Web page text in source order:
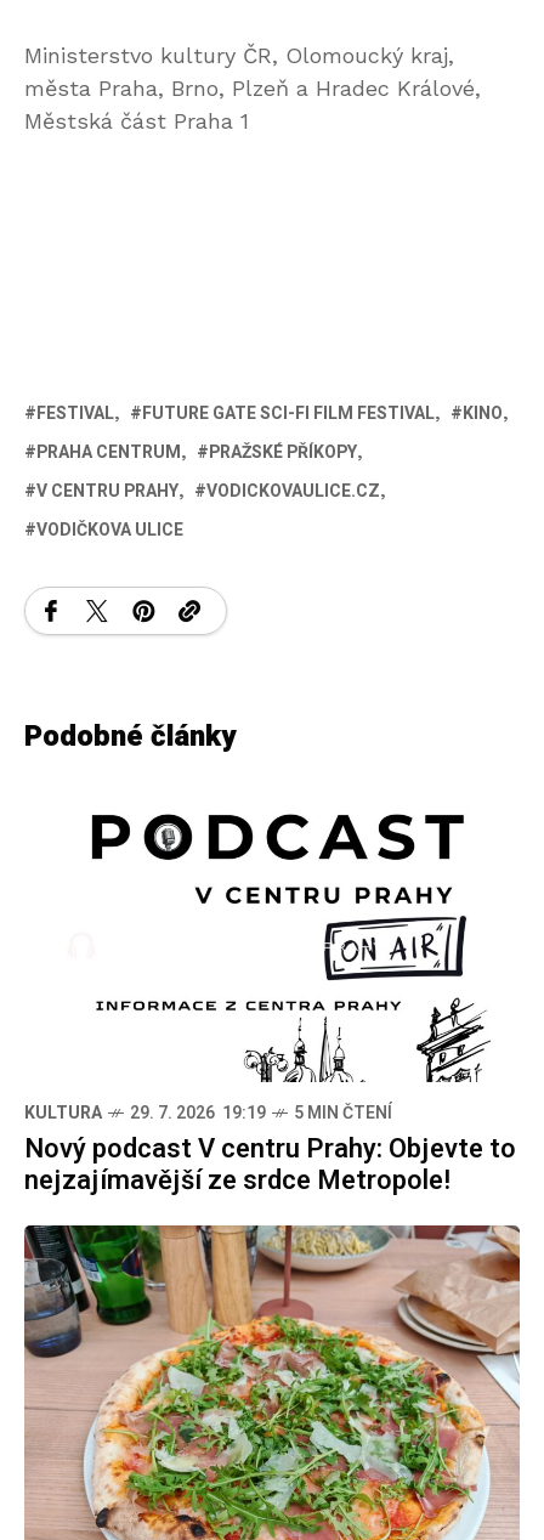
Ministerstvo kultury ČR, Olomoucký kraj,
města Praha, Brno, Plzeň a Hradec Králové,
Městská část Praha 1
FESTIVAL FUTURE GATE SCI-FI FILM FESTIVAL
KINO
PRAHA CENTRUM
PRAŽSKÉ PŘÍKOPY
V CENTRU PRAHY
VODICKOVAULICE.CZ
VODIČKOVA ULICE
Podobné články
KULTURA 29. 7. 2026 19:19 5 MIN ČTENÍ
Nový podcast V centru Prahy: Objevte to
nejzajímavější ze srdce Metropole!